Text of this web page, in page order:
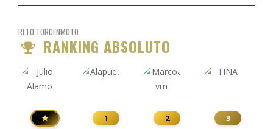
RETO TOROENMOTO
RANKING ABSOLUTO
★ 1 2 3